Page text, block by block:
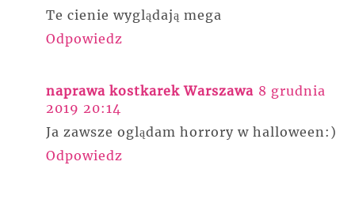
Te cienie wyglądają mega
Odpowiedz
naprawa kostkarek Warszawa 8 grudnia
2019 20:14
Ja zawsze oglądam horrory w halloween:)
Odpowiedz